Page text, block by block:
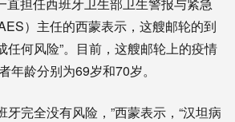
）主任的西蒙表示，这艘邮轮的到
任何风险”。目前，这艘邮轮上的疫情
年龄分别为69岁和70岁。
牙完全没有风险，”西蒙表示，“汉坦病